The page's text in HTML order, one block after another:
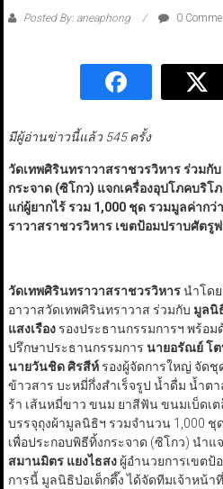
Posted By: aneaphong 0
มีผู้อ่านข่าวนี้แล้ว 545 ครั้ง
วัดเทพศิรินทราวาสราชวรวิหาร ร่วมกั
กระจาด (ซิโกว) แจกเครื่องอุปโภคบริ
แก่ผู้ยากไร้ รวม 1,000ชุด รวมมูลค่ากว่
ราวาสราชวรวิหาร เขตป้อมปราบศัตรูพ่
วัดเทพศิรินทราวาสราชวรวิหารนำโดย
อาวาสวัดเทพศิรินทราวาส ร่วมกับ มูลนิ
แสงเรืองรองประธานกรรมการฯ พร้อม
ปรึกษาประธานกรรมการ นายอรัณย์ โ
นายวันชิด ศิรสีห์รองผู้จัดการใหญ่ จัดชุ
ข้าวสาร บะหมี่กึ่งสำเร็จรูป น้ำดื่ม น้ำต
ร้า เส้นหมี่ขาว ขนม ยาสีฟัน ขนมเบ็ดเ
บรรจุถุงผ้ามูลนิธิฯ รวมจำนวน 1,000
เพื่อประกอบพิธีทิ้งกระจาด (ซิโกว) นำแ
สมานมิตร แยงไธสงผู้อำนวยการเขตป้
การนี้ มูลนิธิป่อเต็กตึ๊ง ได้จัดทีมเจ้าหน้